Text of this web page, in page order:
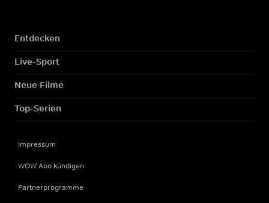
Entdecken
Live-Sport
Neue Filme
Top-Serien
Impressum
WOW Abo kündigen
Partnerprogramme